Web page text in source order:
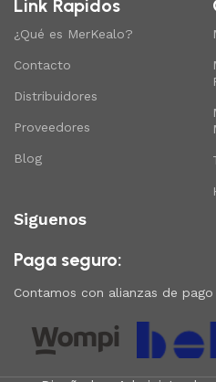
Link Rapidos
¿Qué es MerKealo?
Contacto
Distribuidores
Proveedores
Blog
Siguenos
Paga seguro:
Contamos con alianzas de